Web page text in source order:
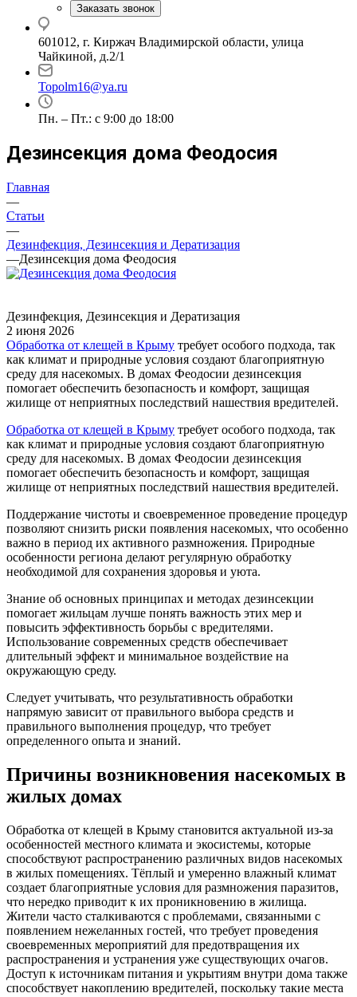
Заказать звонок
601012, г. Киржач Владимирской области, улица
Чайкиной, д.2/1
Topolm16@ya.ru
Пн. – Пт.: с 9:00 до 18:00
Дезинсекция дома Феодосия
Главная
—
Статьи
—
Дезинфекция, Дезинсекция и Дератизация
—Дезинсекция дома Феодосия
Дезинфекция, Дезинсекция и Дератизация
2 июня 2026
Обработка от клещей в Крыму требует особого подхода, так
как климат и природные условия создают благоприятную
среду для насекомых. В домах Феодосии дезинсекция
помогает обеспечить безопасность и комфорт, защищая
жилище от неприятных последствий нашествия вредителей.
Обработка от клещей в Крыму требует особого подхода, так
как климат и природные условия создают благоприятную
среду для насекомых. В домах Феодосии дезинсекция
помогает обеспечить безопасность и комфорт, защищая
жилище от неприятных последствий нашествия вредителей.
Поддержание чистоты и своевременное проведение процедур
позволяют снизить риски появления насекомых, что особенно
важно в период их активного размножения. Природные
особенности региона делают регулярную обработку
необходимой для сохранения здоровья и уюта.
Знание об основных принципах и методах дезинсекции
помогает жильцам лучше понять важность этих мер и
повысить эффективность борьбы с вредителями.
Использование современных средств обеспечивает
длительный эффект и минимальное воздействие на
окружающую среду.
Следует учитывать, что результативность обработки
напрямую зависит от правильного выбора средств и
правильного выполнения процедур, что требует
определенного опыта и знаний.
Причины возникновения насекомых в
жилых домах
Обработка от клещей в Крыму становится актуальной из-за
особенностей местного климата и экосистемы, которые
способствуют распространению различных видов насекомых
в жилых помещениях. Тёплый и умеренно влажный климат
создает благоприятные условия для размножения паразитов,
что нередко приводит к их проникновению в жилища.
Жители часто сталкиваются с проблемами, связанными с
появлением нежеланных гостей, что требует проведения
своевременных мероприятий для предотвращения их
распространения и устранения уже существующих очагов.
Доступ к источникам питания и укрытиям внутри дома также
способствует накоплению вредителей, поскольку такие места